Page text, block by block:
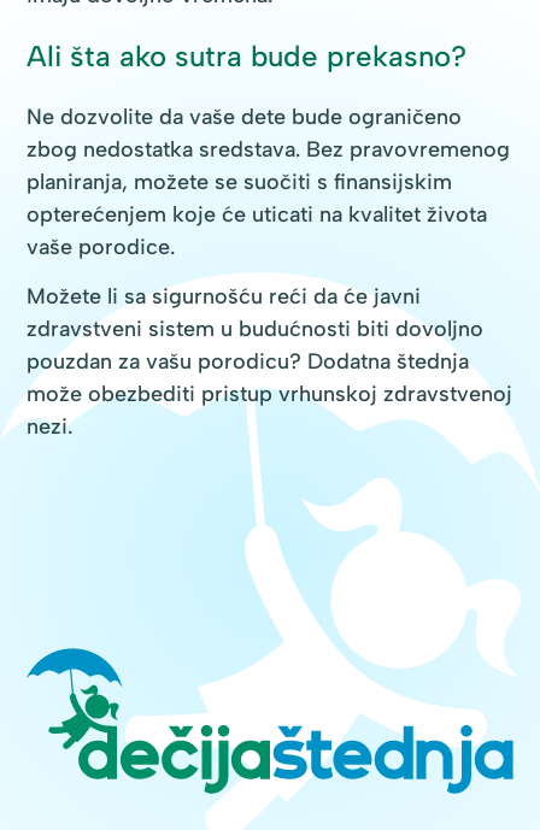
Ali šta ako sutra bude prekasno?
Ne dozvolite da vaše dete bude ograničeno
zbog nedostatka sredstava. Bez pravovremenog
planiranja, možete se suočiti s finansijskim
opterećenjem koje će uticati na kvalitet života
vaše porodice.
Možete li sa sigurnošću reći da će javni
zdravstveni sistem u budućnosti biti dovoljno
pouzdan za vašu porodicu? Dodatna štednja
može obezbediti pristup vrhunskoj zdravstvenoj
nezi.